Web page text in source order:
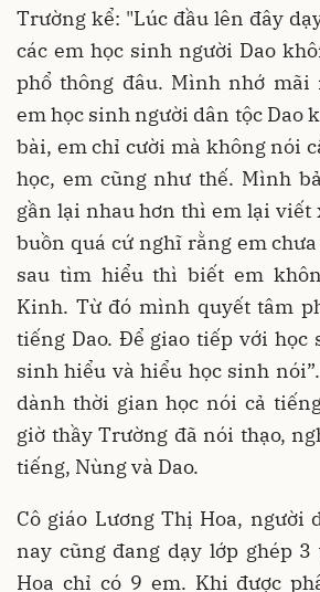
Trường kể: "Lúc đầu lên đây
các em học sinh người Dao
phổ thông đâu. Mình nhớ mãi
em học sinh người dân tộc Dao
bài, em chỉ cười mà không nói
học, em cũng như thế. Mình
gần lại nhau hơn thì em lại viết
buồn quá cứ nghĩ rằng em
sau tìm hiểu thì biết em
Kinh. Từ đó mình quyết tâm
tiếng Dao. Để giao tiếp với học
sinh hiểu và hiểu học sinh
dành thời gian học nói cả
giờ thầy Trường đã nói thạo,
tiếng, Nùng và Dao.
Cô giáo Lương Thị Hoa, người
nay cũng đang dạy lớp ghép 3
Hoa chỉ có 9 em. Khi được